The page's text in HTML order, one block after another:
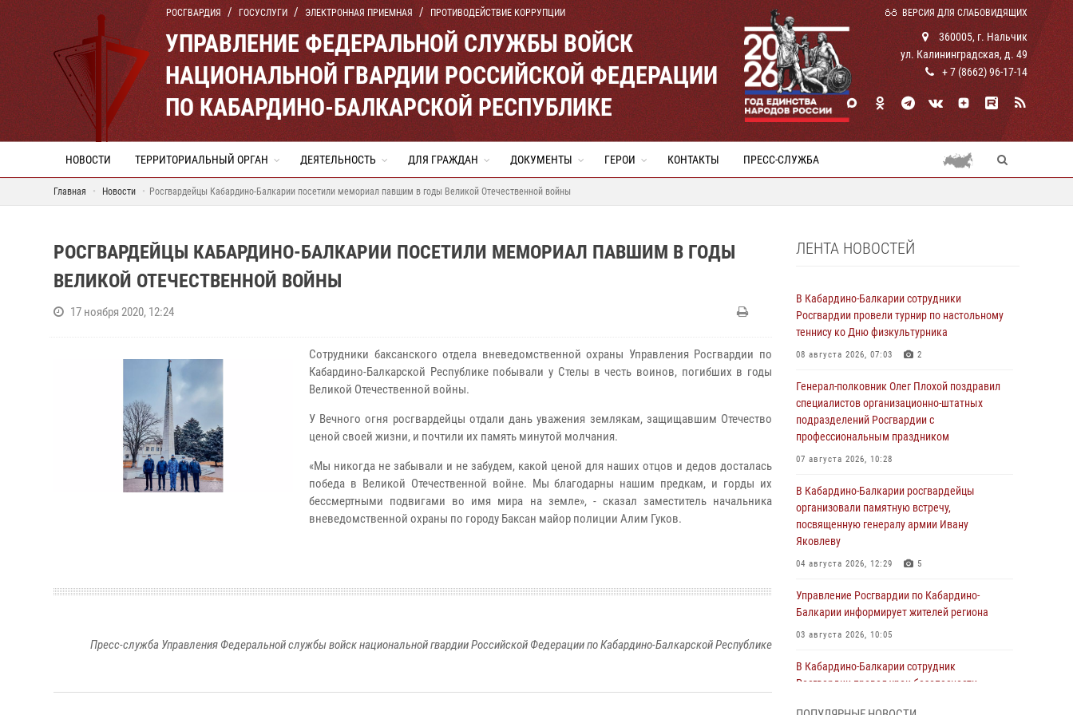
РОСГВАРДИЯ ГОСУСЛУГИ ЭЛЕКТРОННАЯ ПРИЕМНАЯ ПРОТИВОДЕЙСТВИЕ КОРРУПЦИИ ВЕРСИЯ ДЛЯ СЛАБОВИДЯЩИХ
УПРАВЛЕНИЕ ФЕДЕРАЛЬНОЙ СЛУЖБЫ ВОЙСК
НАЦИОНАЛЬНОЙ ГВАРДИИ РОССИЙСКОЙ ФЕДЕРАЦИИ
ПО КАБАРДИНО-БАЛКАРСКОЙ РЕСПУБЛИКЕ
360005, г. Нальчик
ул. Калининградская, д. 49
+ 7 (8662) 96-17-14
НОВОСТИ ТЕРРИТОРИАЛЬНЫЙ ОРГАН ДЕЯТЕЛЬНОСТЬ ДЛЯ ГРАЖДАН ДОКУМЕНТЫ ГЕРОИ КОНТАКТЫ ПРЕСС-СЛУЖБА
Главная Новости Росгвардейцы Кабардино-Балкарии посетили мемориал павшим в годы Великой Отечественной войны
РОСГВАРДЕЙЦЫ КАБАРДИНО-БАЛКАРИИ ПОСЕТИЛИ МЕМОРИАЛ ПАВШИМ В ГОДЫ
ВЕЛИКОЙ ОТЕЧЕСТВЕННОЙ ВОЙНЫ
17 ноября 2020, 12:24
Сотрудники баксанского отдела вневедомственной охраны Управления Росгвардии по
Кабардино-Балкарской Республике побывали у Стелы в честь воинов, погибших в годы
Великой Отечественной войны.
У Вечного огня росгвардейцы отдали дань уважения землякам, защищавшим Отечество
ценой своей жизни, и почтили их память минутой молчания.
«Мы никогда не забывали и не забудем, какой ценой для наших отцов и дедов досталась
победа в Великой Отечественной войне. Мы благодарны нашим предкам, и горды их
бессмертными подвигами во имя мира на земле», - сказал заместитель начальника
вневедомственной охраны по городу Баксан майор полиции Алим Гуков.
Пресс-служба Управления Федеральной службы войск национальной гвардии Российской Федерации по Кабардино-Балкарской Республике
ЛЕНТА НОВОСТЕЙ
В Кабардино-Балкарии сотрудники
Росгвардии провели турнир по настольному
теннису ко Дню физкультурника
08 августа 2026, 07:03 2
Генерал-полковник Олег Плохой поздравил
специалистов организационно-штатных
подразделений Росгвардии с
профессиональным праздником
07 августа 2026, 10:28
В Кабардино-Балкарии росгвардейцы
организовали памятную встречу,
посвященную генералу армии Ивану
Яковлеву
04 августа 2026, 12:29 5
Управление Росгвардии по Кабардино-
Балкарии информирует жителей региона
03 августа 2026, 10:05
В Кабардино‑Балкарии сотрудник
Росгвардии провел урок безопасности